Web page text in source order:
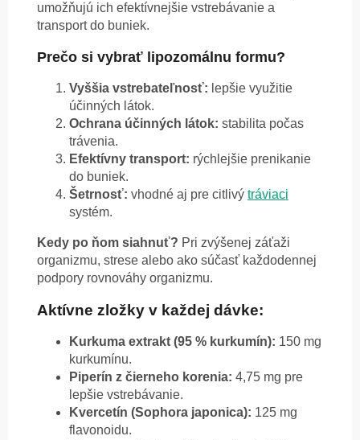
umožňujú ich efektívnejšie vstrebávanie a
transport do buniek.
Prečo si vybrať lipozomálnu formu?
Vyššia vstrebateľnosť: lepšie využitie
účinných látok.
Ochrana účinných látok: stabilita počas
trávenia.
Efektívny transport: rýchlejšie prenikanie
do buniek.
Šetrnosť: vhodné aj pre citlivý tráviaci
systém.
Kedy po ňom siahnuť? Pri zvýšenej záťaži
organizmu, strese alebo ako súčasť každodennej
podpory rovnováhy organizmu.
Aktívne zložky v každej dávke:
Kurkuma extrakt (95 % kurkumín): 150 mg
kurkumínu.
Piperín z čierneho korenia: 4,75 mg pre
lepšie vstrebávanie.
Kvercetín (Sophora japonica): 125 mg
flavonoidu.